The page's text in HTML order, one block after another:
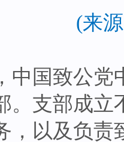
(来
中国致公
。支部成立
，以及负责